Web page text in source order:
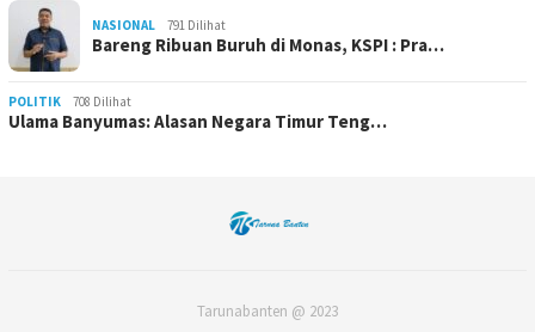
NASIONAL 791 Dilihat
Bareng Ribuan Buruh di Monas, KSPI : Pra…
POLITIK 708 Dilihat
Ulama Banyumas: Alasan Negara Timur Teng…
Tarunabanten @ 2023